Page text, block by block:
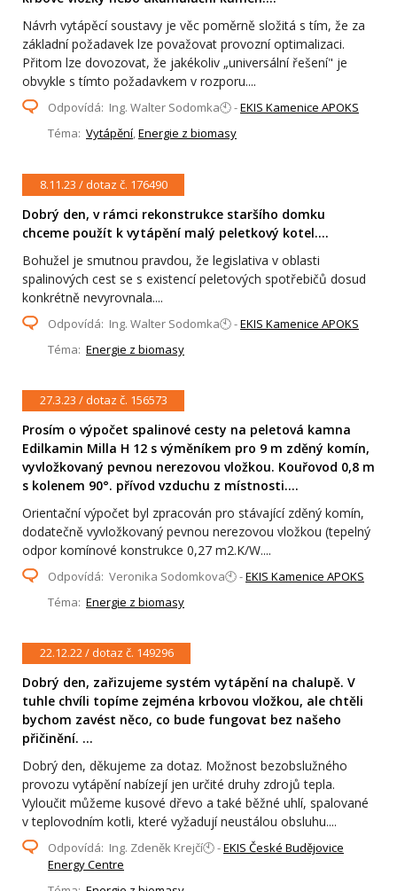
Návrh vytápěcí soustavy je věc poměrně složitá s tím, že za
základní požadavek lze považovat provozní optimalizaci.
Přitom lze dovozovat, že jakékoliv „universální řešení" je
obvykle s tímto požadavkem v rozporu....
Odpovídá: Ing. Walter Sodomka🕙 -EKIS Kamenice APOKS
Téma: Vytápění,Energie z biomasy
8.11.23 / dotaz č. 176490
Dobrý den, v rámci rekonstrukce staršího domku
chceme použít k vytápění malý peletkový kotel....
Bohužel je smutnou pravdou, že legislativa v oblasti
spalinových cest se s existencí peletových spotřebičů dosud
konkrétně nevyrovnala....
Odpovídá: Ing. Walter Sodomka🕙 -EKIS Kamenice APOKS
Téma: Energie z biomasy
27.3.23 / dotaz č. 156573
Prosím o výpočet spalinové cesty na peletová kamna
Edilkamin Milla H 12 s výměníkem pro 9 m zděný komín,
vyvložkovaný pevnou nerezovou vložkou. Kouřovod 0,8 m
s kolenem 90°. přívod vzduchu z místnosti....
Orientační výpočet byl zpracován pro stávající zděný komín,
dodatečně vyvložkovaný pevnou nerezovou vložkou (tepelný
odpor komínové konstrukce 0,27 m2.K/W....
Odpovídá: Veronika Sodomkova🕙 -EKIS Kamenice APOKS
Téma: Energie z biomasy
22.12.22 / dotaz č. 149296
Dobrý den, zařizujeme systém vytápění na chalupě. V
tuhle chvíli topíme zejména krbovou vložkou, ale chtěli
bychom zavést něco, co bude fungovat bez našeho
přičinění. ...
Dobrý den, děkujeme za dotaz. Možnost bezobslužného
provozu vytápění nabízejí jen určité druhy zdrojů tepla.
Vyloučit můžeme kusové dřevo a také běžné uhlí, spalované
v teplovodním kotli, které vyžadují neustálou obsluhu....
Odpovídá: Ing. Zdeněk Krejčí🕙 -EKIS České Budějovice
Energy Centre